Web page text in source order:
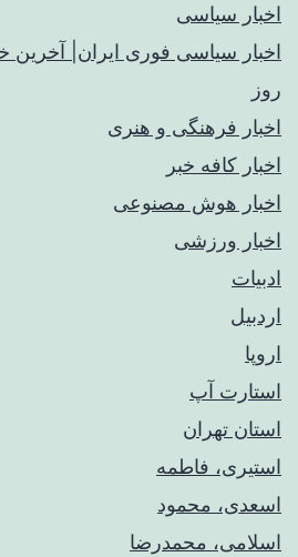
اخبار سیاسی
اخبار سیاسی فوری ایران| آخرین
روز
اخبار فرهنگی و هنری
اخبار کافه خبر
اخبار هوش مصنوعی
اخبار ورزشی
ادبیات
اردبیل
اروپا
استارت آپ
استان تهران
استیری، فاطمه
اسعدی، محمود
اسلامی، محمدرضا